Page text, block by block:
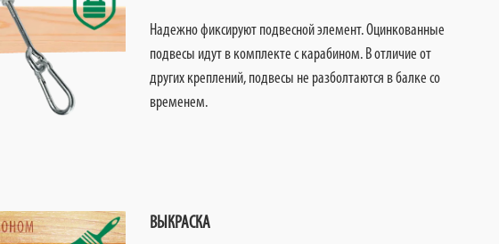
Надежно фиксируют подвесной элемент. Оцинкованные
подвесы идут в комплекте с карабином. В отличие от
других креплений, подвесы не разболтаются в балке со
временем.
ВЫКРАСКА